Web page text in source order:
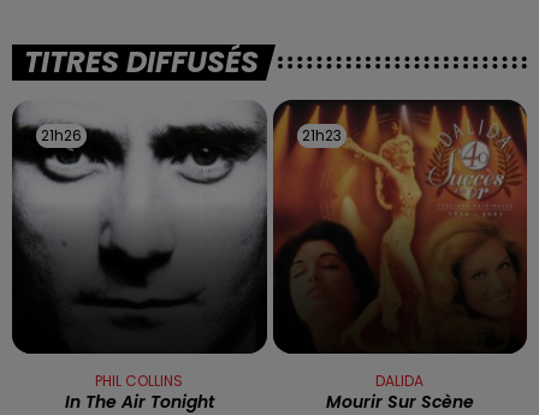
TITRES DIFFUSÉS
21h26
21h26
PHIL COLLINS
In The Air Tonight
21h23
21h23
DALIDA
Mourir Sur Scène